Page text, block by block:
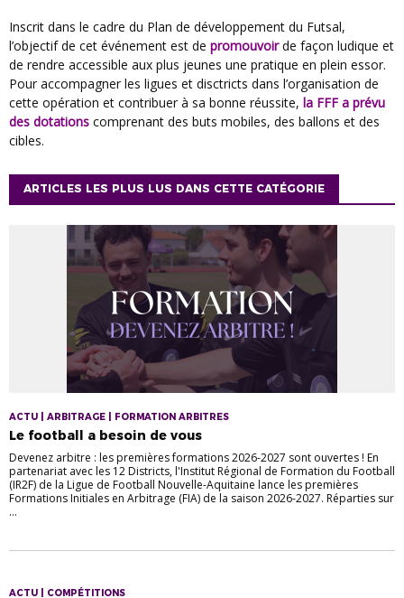
Inscrit dans le cadre du Plan de développement du Futsal,
l’objectif de cet événement est de promouvoirde façon ludique et
de rendre accessible aux plus jeunes une pratique en plein essor.
Pour accompagner les ligues et disctricts dans l’organisation de
cette opération et contribuer à sa bonne réussite, la FFF a prévu
des dotations comprenant des buts mobiles, des ballons et des
cibles.
ARTICLES LES PLUS LUS DANS CETTE CATÉGORIE
ACTU | ARBITRAGE | FORMATION ARBITRES
Le football a besoin de vous
Devenez arbitre : les premières formations 2026-2027 sont ouvertes ! En
partenariat avec les 12 Districts, l'Institut Régional de Formation du Football
(IR2F) de la Ligue de Football Nouvelle-Aquitaine lance les premières
Formations Initiales en Arbitrage (FIA) de la saison 2026-2027. Réparties sur
...
ACTU | COMPÉTITIONS